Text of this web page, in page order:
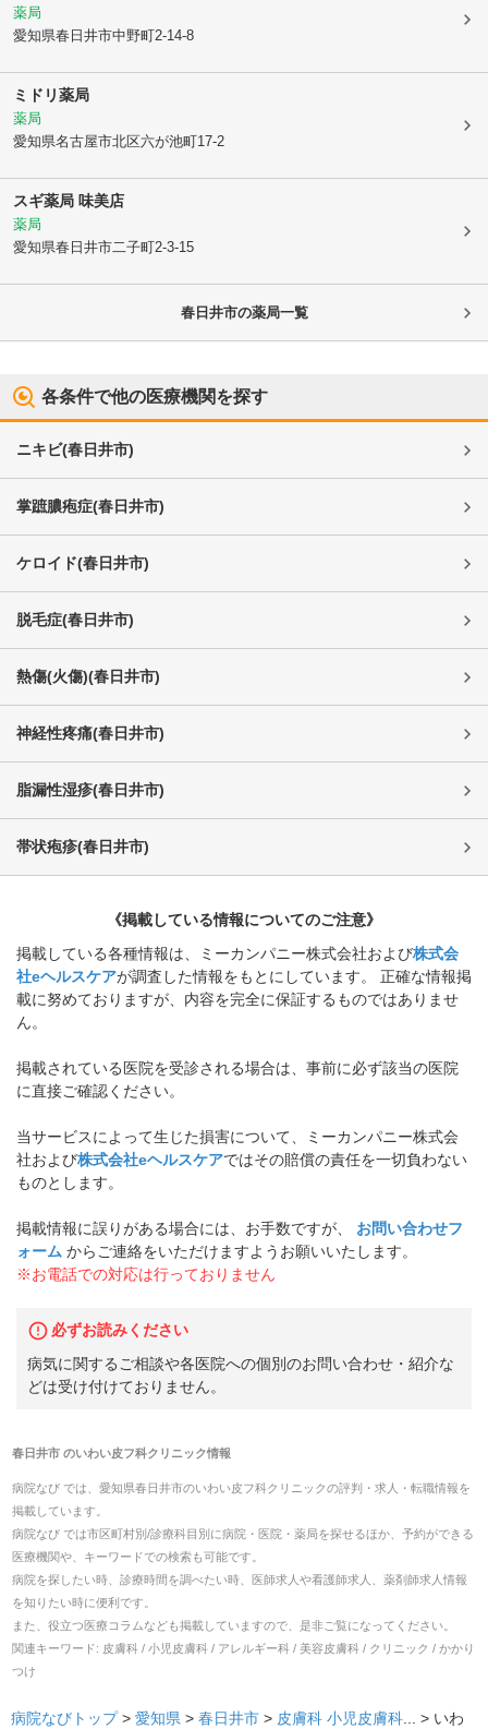
薬局
愛知県春日井市中野町2-14-8
ミドリ薬局
薬局
愛知県名古屋市北区六が池町17-2
スギ薬局 味美店
薬局
愛知県春日井市二子町2-3-15
春日井市の薬局一覧
各条件で他の医療機関を探す
ニキビ(春日井市)
掌蹠膿疱症(春日井市)
ケロイド(春日井市)
脱毛症(春日井市)
熱傷(火傷)(春日井市)
神経性疼痛(春日井市)
脂漏性湿疹(春日井市)
帯状疱疹(春日井市)
《掲載している情報についてのご注意》
掲載している各種情報は、ミーカンパニー株式会社および株式会
社eヘルスケアが調査した情報をもとにしています。 正確な情報掲
載に努めておりますが、内容を完全に保証するものではありませ
ん。
掲載されている医院を受診される場合は、事前に必ず該当の医院
に直接ご確認ください。
当サービスによって生じた損害について、ミーカンパニー株式会
社および株式会社eヘルスケアではその賠償の責任を一切負わない
ものとします。
掲載情報に誤りがある場合には、お手数ですが、
お問い合わせフ
ォーム からご連絡をいただけますようお願いいたします。
※お電話での対応は行っておりません
必ずお読みください
病気に関するご相談や各医院への個別のお問い合わせ・紹介な
どは受け付けておりません。
春日井市のいわい皮フ科クリニック情報
病院なび では、 愛知県春日井市のいわい皮フ科クリニックの評判・求人・転職情報を
掲載しています。
病院なび では市区町村別/診療科目別に病院・医院・薬局を探せるほか、予約ができる
医療機関や、キーワードでの検索も可能です。
病院を探したい時、診療時間を調べたい時、医師求人や看護師求人、薬剤師求人情報
を知りたい時に便利です。
また、役立つ医療コラムなども掲載していますので、是非ご覧になってください。
関連キーワード: 皮膚科 / 小児皮膚科 / アレルギー科 / 美容皮膚科 / クリニック / かかり
つけ
病院なびトップ > 愛知県 > 春日井市 > 皮膚科 小児皮膚科 ... > いわ